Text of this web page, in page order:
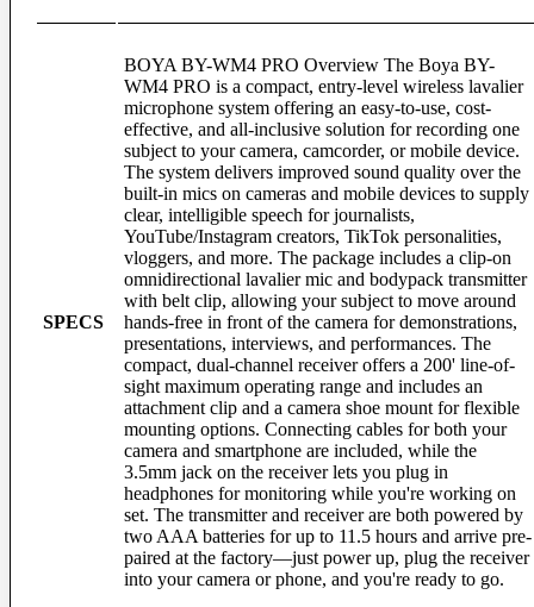
Silicone Case
Silica Gel
Vacuum Box
Maintenance
Air Blower
Cleaning Cloth
Clever Cleaner
Cleaning Kits
Cleaning Paper
Film Cleaning Supplies
Lenses Cleaner
Maintenance Cartridge
Sensor Cleaner
Tripod & Monopod
Ball Head
Geared Head
Monopod
Pan Head
Plate & Quick Release
Smartphone Clamp
Selfie Stick
Smartphone Holder
SPECS
BOYA BY-WM4 PRO Overview The Boya BY-
WM4 PRO is a compact, entry-level wireless lavalier
microphone system offering an easy-to-use, cost-
effective, and all-inclusive solution for recording one
subject to your camera, camcorder, or mobile device.
The system delivers improved sound quality over the
built-in mics on cameras and mobile devices to supply
clear, intelligible speech for journalists,
YouTube/Instagram creators, TikTok personalities,
vloggers, and more. The package includes a clip-on
omnidirectional lavalier mic and bodypack transmitter
with belt clip, allowing your subject to move around
hands-free in front of the camera for demonstrations,
presentations, interviews, and performances. The
compact, dual-channel receiver offers a 200' line-of-
sight maximum operating range and includes an
attachment clip and a camera shoe mount for flexible
mounting options. Connecting cables for both your
camera and smartphone are included, while the
3.5mm jack on the receiver lets you plug in
headphones for monitoring while you're working on
set. The transmitter and receiver are both powered by
two AAA batteries for up to 11.5 hours and arrive pre-
paired at the factory—just power up, plug the receiver
into your camera or phone, and you're ready to go.